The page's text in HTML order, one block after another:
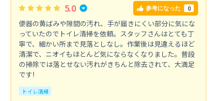
5.0 参考になった 0
便器の黄ばみや隙間の汚れ、手が届きにくい部分に気にな
っていたのでトイレ清掃を依頼。スタッフさんはとても丁
寧で、細かい所まで見落としなし。作業後は見違えるほど
清潔で、ニオイもほとんど気にならなくなりました。普段
の掃除では落とせない汚れがきちんと除去されて、大満足
です!
トイレ清掃